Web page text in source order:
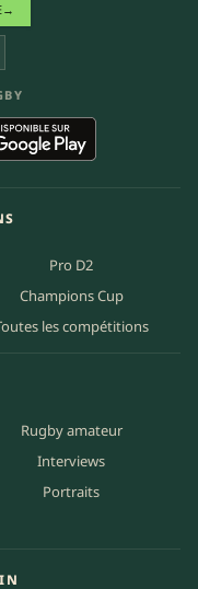
→
Pro D2
Champions Cup
les compétitions
Rugby amateur
Interviews
Portraits